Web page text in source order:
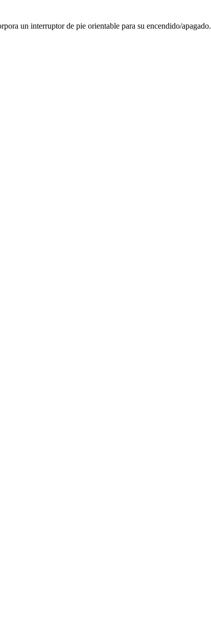
un interruptor de pie orientable para su encendido/apagado.